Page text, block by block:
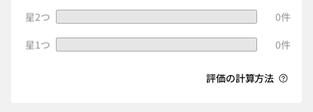
星2つ
0件
星1つ
0件
評価の計算方法